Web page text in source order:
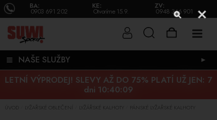
BA:
0903 691 202
KE:
Otvoríme 15.9.
ZV:
0948 346 901
NAŠE SLUŽBY ►
LETNÍ VÝPRODEJ! SLEVY AŽ DO 75% PLATÍ UŽ JEN: 7
dni 10:40:08
ÚVOD LYŽAŘSKÉ OBLEČENÍ LYŽÁŘSKÉ KALHOTY PÁNSKÉ LYŽAŘSKÉ KALHOTY